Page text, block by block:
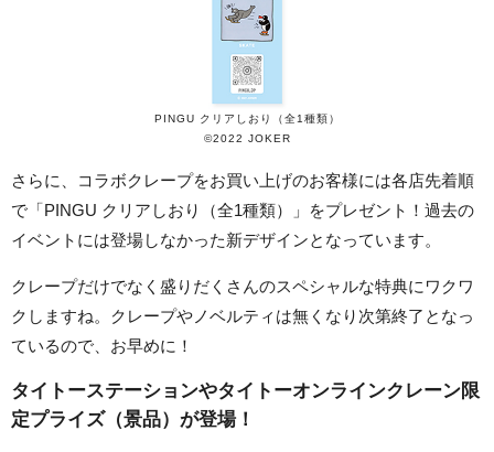
PINGU クリアしおり（全1種類）
©2022 JOKER
さらに、コラボクレープをお買い上げのお客様には各店先着順
で「PINGU クリアしおり（全1種類）」をプレゼント！過去の
イベントには登場しなかった新デザインとなっています。
クレープだけでなく盛りだくさんのスペシャルな特典にワクワ
クしますね。クレープやノベルティは無くなり次第終了となっ
ているので、お早めに！
タイトーステーションやタイトーオンラインクレーン限
定プライズ（景品）が登場！